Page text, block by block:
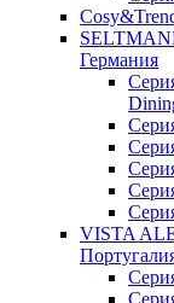
Германия
VISTA